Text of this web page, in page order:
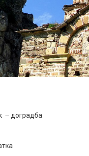
– доградба